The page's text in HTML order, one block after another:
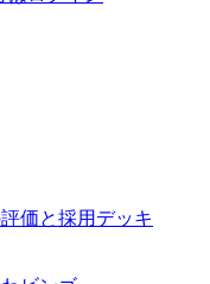
価と採用デッキ